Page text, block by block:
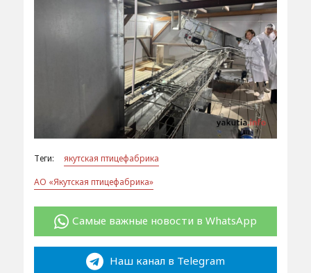
Теги:
якутская птицефабрика
АО «Якутская птицефабрика»
Самые важные новости в WhatsApp
Наш канал в Telegram